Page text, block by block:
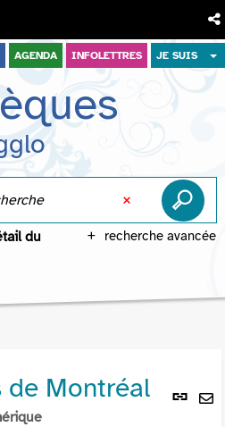
AGENDA INFOLETTRES JE SUIS
recherche avancée
du
Lien
de Montréal